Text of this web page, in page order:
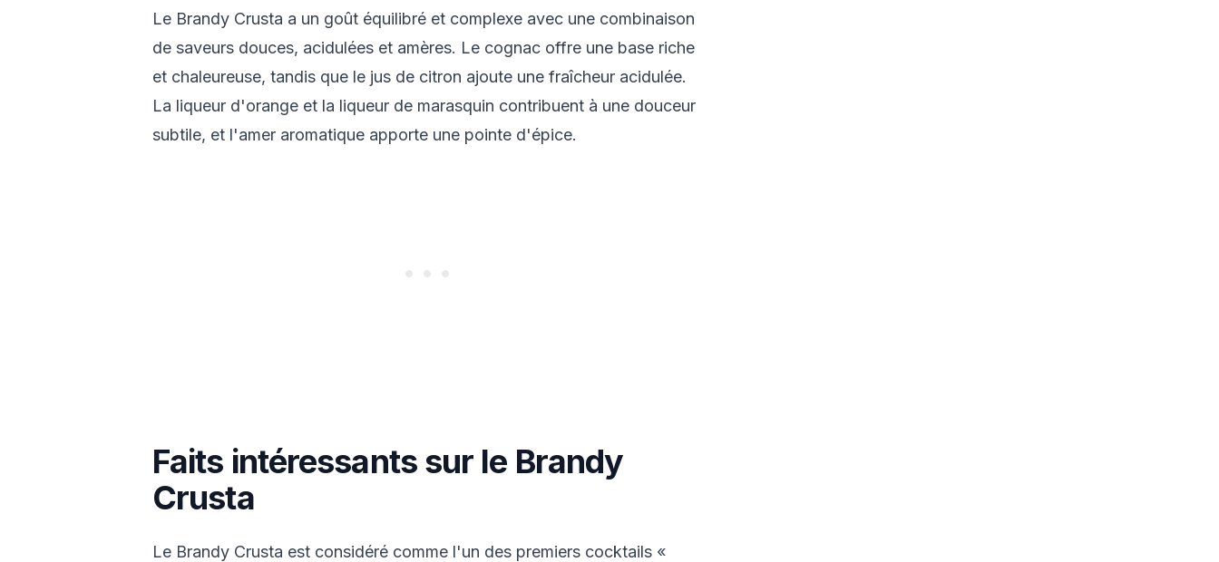
Le Brandy Crusta a un goût équilibré et complexe avec une combinaison
de saveurs douces, acidulées et amères. Le cognac offre une base riche
et chaleureuse, tandis que le jus de citron ajoute une fraîcheur acidulée.
La liqueur d'orange et la liqueur de marasquin contribuent à une douceur
subtile, et l'amer aromatique apporte une pointe d'épice.
Faits intéressants sur le Brandy
Crusta
Le Brandy Crusta est considéré comme l'un des premiers cocktails «